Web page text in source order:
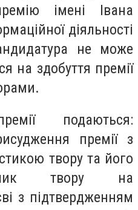
імені Івана
діяльності
не може
на здобуття премії
подаються:
премії з
твору та його
твору на
з підтвердженням